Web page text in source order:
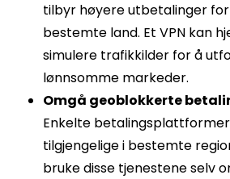
tilbyr høyere utbetalinger
bestemte land. Et VPN kan
simulere trafikkilder for å
lønnsomme markeder.
Omgå geoblokkerte
Enkelte
tilgjengelige i bestemte
bruke disse tjenestene selv